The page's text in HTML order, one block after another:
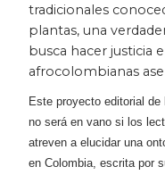
Medioambiente
Música
Narcotráfico
Patrimonio
tradicionales
plantas, una
busca hacer justicia
afrocolombianas
Este proyecto editorial
no será en vano si los
atreven a elucidar una
en Colombia, escrita por